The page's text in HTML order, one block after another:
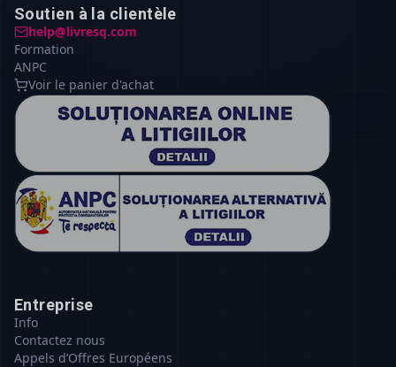
Soutien à la clientèle
help@livresq.com
Formation
ANPC
Voir le panier d'achat
Entreprise
Info
Contactez nous
Appels d’Offres Européens